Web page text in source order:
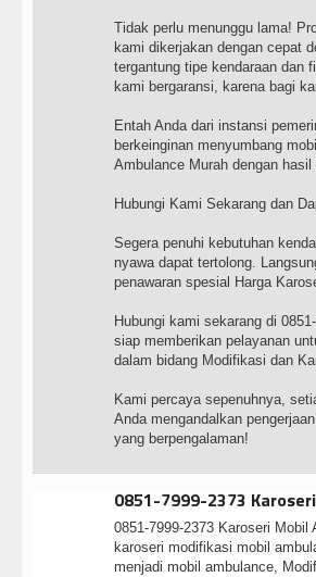
Tidak perlu menunggu lama!
kami dikerjakan dengan cepat
tergantung tipe kendaraan dan
kami bergaransi, karena bagi
Entah Anda dari instansi
berkeinginan menyumbang
Ambulance Murah dengan
Hubungi Kami Sekarang dan
Segera penuhi kebutuhan
nyawa dapat tertolong.
penawaran spesial Harga
Hubungi kami sekarang di
siap memberikan pelayanan
dalam bidang Modifikasi dan
Kami percaya sepenuhnya,
Anda mengandalkan
yang berpengalaman!
0851-7999-2373
0851-7999-2373 Karoseri
karoseri modifikasi mobil
menjadi mobil ambulance,